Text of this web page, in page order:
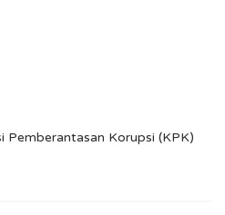
Pemberantasan Korupsi (KPK)